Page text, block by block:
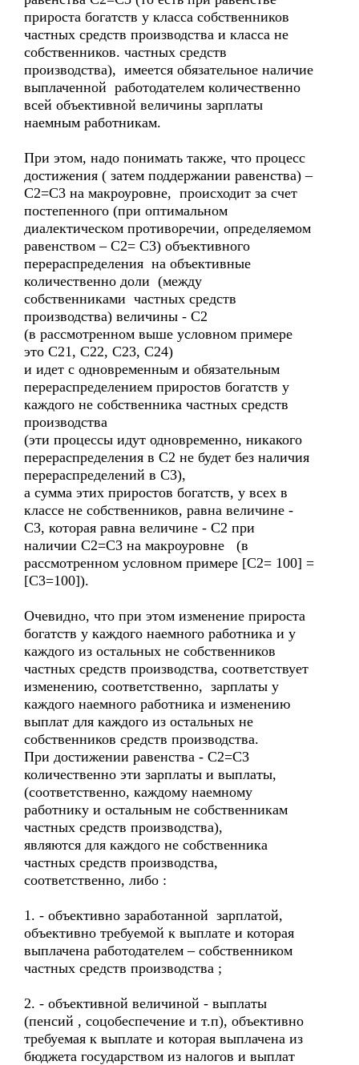
прироста богатств у класса собственников
частных средств производства и класса не
собственников. частных средств
производства), имеется обязательное наличие
выплаченной работодателем количественно
всей объективной величины зарплаты
наемным работникам.
При этом, надо понимать также, что процесс
достижения ( затем поддержании равенства) –
С2=С3 на макроуровне, происходит за счет
постепенного (при оптимальном
диалектическом противоречии, определяемом
равенством – С2= С3) объективного
перераспределения на объективные
количественно доли (между
собственниками частных средств
производства) величины - С2
(в рассмотренном выше условном примере
это С21, С22, С23, С24)
и идет с одновременным и обязательным
перераспределением приростов богатств у
каждого не собственника частных средств
производства
(эти процессы идут одновременно, никакого
перераспределения в С2 не будет без наличия
перераспределений в С3),
а сумма этих приростов богатств, у всех в
классе не собственников, равна величине -
С3, которая равна величине - С2 при
наличии С2=С3 на макроуровне (в
рассмотренном условном примере [С2= 100] =
[C3=100]).
Очевидно, что при этом изменение прироста
богатств у каждого наемного работника и у
каждого из остальных не собственников
частных средств производства, соответствует
изменению, соответственно, зарплаты у
каждого наемного работника и изменению
выплат для каждого из остальных не
собственников средств производства.
При достижении равенства - С2=С3
количественно эти зарплаты и выплаты,
(соответственно, каждому наемному
работнику и остальным не собственникам
частных средств производства),
являются для каждого не собственника
частных средств производства,
соответственно, либо :
1. - объективно заработанной зарплатой,
объективно требуемой к выплате и которая
выплачена работодателем – собственником
частных средств производства ;
2. - объективной величиной - выплаты
(пенсий , соцобеспечение и т.п), объективно
требуемая к выплате и которая выплачена из
бюджета государством из налогов и выплат